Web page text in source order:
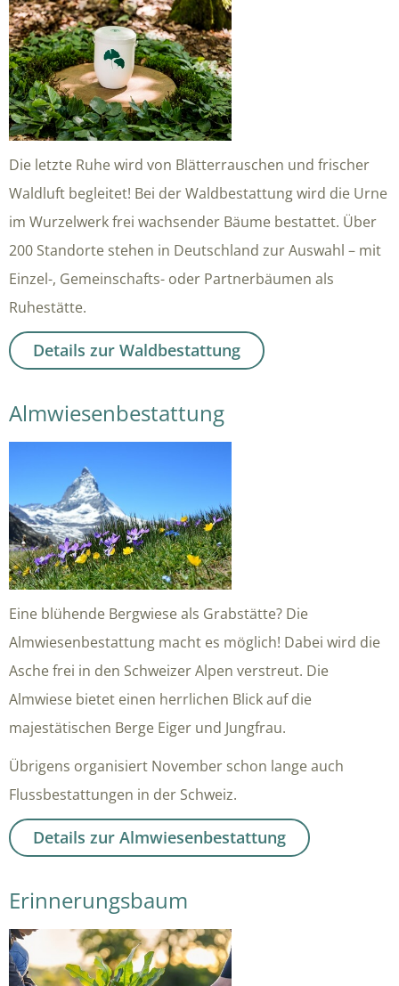
Die letzte Ruhe wird von Blätterrauschen und frischer
Waldluft begleitet! Bei der Waldbestattung wird die Urne
im Wurzelwerk frei wachsender Bäume bestattet. Über
200 Standorte stehen in Deutschland zur Auswahl – mit
Einzel-, Gemeinschafts- oder Partnerbäumen als
Ruhestätte.
Details zur Waldbestattung
Almwiesenbestattung
Eine blühende Bergwiese als Grabstätte? Die
Almwiesenbestattung macht es möglich! Dabei wird die
Asche frei in den Schweizer Alpen verstreut. Die
Almwiese bietet einen herrlichen Blick auf die
majestätischen Berge Eiger und Jungfrau.
Übrigens organisiert November schon lange auch
Flussbestattungen in der Schweiz.
Details zur Almwiesenbestattung
Erinnerungsbaum